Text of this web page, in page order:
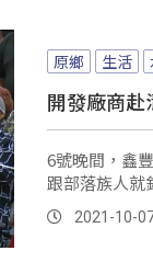
原鄉 生活
開發廠商赴
6號晚間，鑫
跟部落族人就
2021-10-